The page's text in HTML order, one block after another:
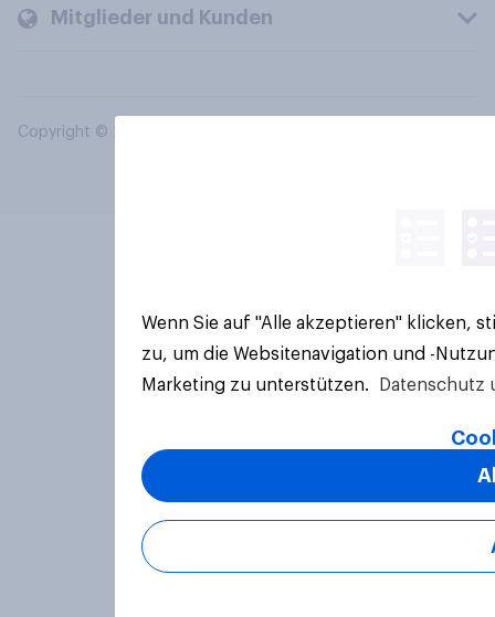
Mitglieder und Kunden
Copyright © 2026 YouGov PLC. Alle Rechte vorbehalten.
Wenn Sie auf "Alle akzeptieren" klicken,
zu, um die Websitenavigation und -
Marketing zu unterstützen.
Datenschutz